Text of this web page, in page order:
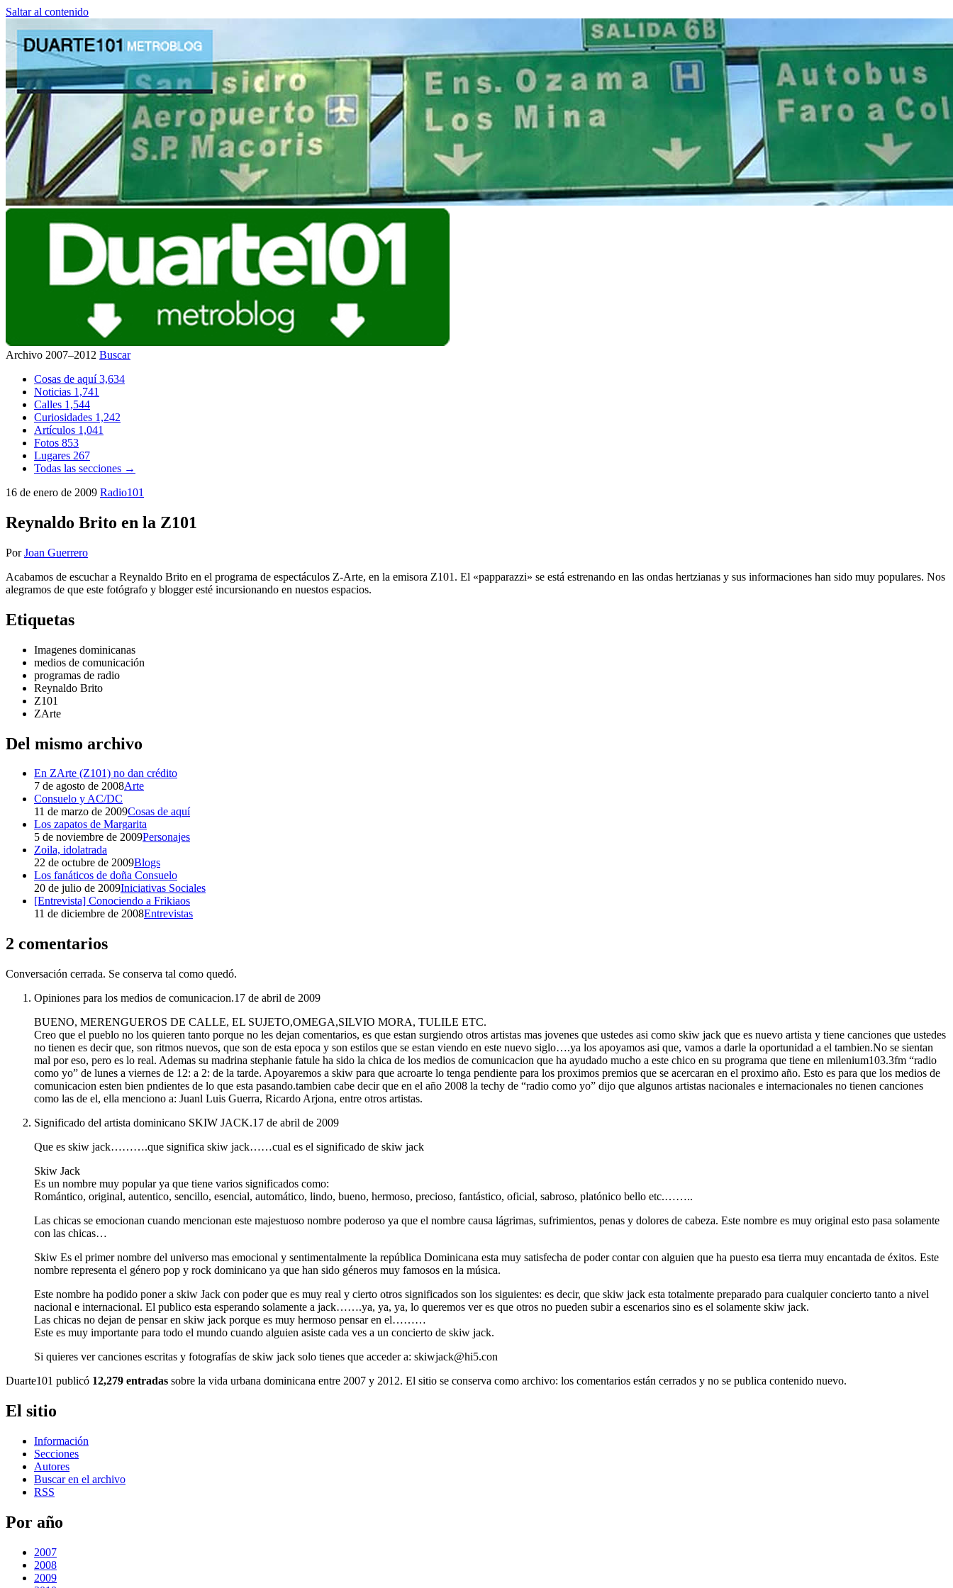
Saltar al contenido
Archivo 2007–2012 Buscar
Cosas de aquí3,634
Noticias 1,741
Calles 1,544
Curiosidades 1,242
Artículos 1,041
Fotos 853
Lugares 267
Todas las secciones →
16 de enero de 2009 Radio101
Reynaldo Brito en la Z101
PorJoan Guerrero
Acabamos de escuchar a Reynaldo Brito en el programa de espectáculos Z-Arte, en la emisora Z101. El «papparazzi» se está estrenando en las ondas hertzianas y sus informaciones han sido muy populares. Nos
alegramos de que este fotógrafo y blogger esté incursionando en nuestos espacios.
Etiquetas
Imagenes dominicanas
medios de comunicación
programas de radio
Reynaldo Brito
Z101
ZArte
Del mismo archivo
En ZArte (Z101) no dan crédito
7 de agosto de 2008Arte
Consuelo y AC/DC
11 de marzo de 2009Cosas de aquí
Los zapatos de Margarita
5 de noviembre de 2009Personajes
Zoila, idolatrada
22 de octubre de 2009Blogs
Los fanáticos de doña Consuelo
20 de julio de 2009Iniciativas Sociales
[Entrevista] Conociendo a Frikiaos
11 de diciembre de 2008Entrevistas
2 comentarios
Conversación cerrada. Se conserva tal como quedó.
Opiniones para los medios de comunicacion.17 de abril de 2009
BUENO, MERENGUEROS DE CALLE, EL SUJETO,OMEGA,SILVIO MORA, TULILE ETC.
Creo que el pueblo no los quieren tanto porque no les dejan comentarios, es que estan surgiendo otros artistas mas jovenes que ustedes asi como skiw jack que es nuevo artista y tiene canciones que ustedes
no tienen es decir que, son ritmos nuevos, que son de esta epoca y son estilos que se estan viendo en este nuevo siglo….ya los apoyamos asi que, vamos a darle la oportunidad a el tambien.No se sientan
mal por eso, pero es lo real. Ademas su madrina stephanie fatule ha sido la chica de los medios de comunicacion que ha ayudado mucho a este chico en su programa que tiene en milenium103.3fm “radio
como yo” de lunes a viernes de 12: a 2: de la tarde. Apoyaremos a skiw para que acroarte lo tenga pendiente para los proximos premios que se acercaran en el proximo año. Esto es para que los medios de
comunicacion esten bien pndientes de lo que esta pasando.tambien cabe decir que en el año 2008 la techy de “radio como yo” dijo que algunos artistas nacionales e internacionales no tienen canciones
como las de el, ella menciono a: Juanl Luis Guerra, Ricardo Arjona, entre otros artistas.
Significado del artista dominicano SKIW JACK.17 de abril de 2009
Que es skiw jack……….que significa skiw jack……cual es el significado de skiw jack
Skiw Jack
Es un nombre muy popular ya que tiene varios significados como:
Romántico, original, autentico, sencillo, esencial, automático, lindo, bueno, hermoso, precioso, fantástico, oficial, sabroso, platónico bello etc.……..
Las chicas se emocionan cuando mencionan este majestuoso nombre poderoso ya que el nombre causa lágrimas, sufrimientos, penas y dolores de cabeza. Este nombre es muy original esto pasa solamente
con las chicas…
Skiw Es el primer nombre del universo mas emocional y sentimentalmente la república Dominicana esta muy satisfecha de poder contar con alguien que ha puesto esa tierra muy encantada de éxitos. Este
nombre representa el género pop y rock dominicano ya que han sido géneros muy famosos en la música.
Este nombre ha podido poner a skiw Jack con poder que es muy real y cierto otros significados son los siguientes: es decir, que skiw jack esta totalmente preparado para cualquier concierto tanto a nivel
nacional e internacional. El publico esta esperando solamente a jack…….ya, ya, ya, lo queremos ver es que otros no pueden subir a escenarios sino es el solamente skiw jack.
Las chicas no dejan de pensar en skiw jack porque es muy hermoso pensar en el………
Este es muy importante para todo el mundo cuando alguien asiste cada ves a un concierto de skiw jack.
Si quieres ver canciones escritas y fotografías de skiw jack solo tienes que acceder a: skiwjack@hi5.con
Duarte101 publicó 12,279 entradas sobre la vida urbana dominicana entre 2007 y 2012. El sitio se conserva como archivo: los comentarios están cerrados y no se publica contenido nuevo.
El sitio
Información
Secciones
Autores
Buscar en el archivo
RSS
Por año
2007
2008
2009